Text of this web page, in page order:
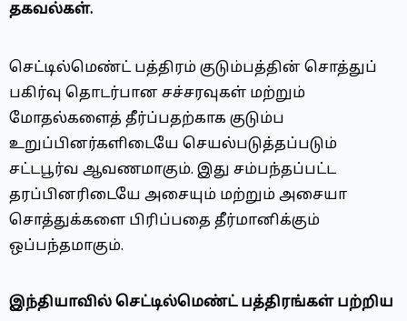
தகவல்கள்.
செட்டில்மெண்ட் பத்திரம் குடும்பத்தின் சொத்துப்
பகிர்வு தொடர்பான சச்சரவுகள் மற்றும்
மோதல்களைத் தீர்ப்பதற்காக குடும்ப
உறுப்பினர்களிடையே செயல்படுத்தப்படும்
சட்டபூர்வ ஆவணமாகும். இது சம்பந்தப்பட்ட
தரப்பினரிடையே அசையும் மற்றும் அசையா
சொத்துக்களை பிரிப்பதை தீர்மானிக்கும்
ஒப்பந்தமாகும்.
இந்தியாவில் செட்டில்மெண்ட் பத்திரங்கள் பற்றிய